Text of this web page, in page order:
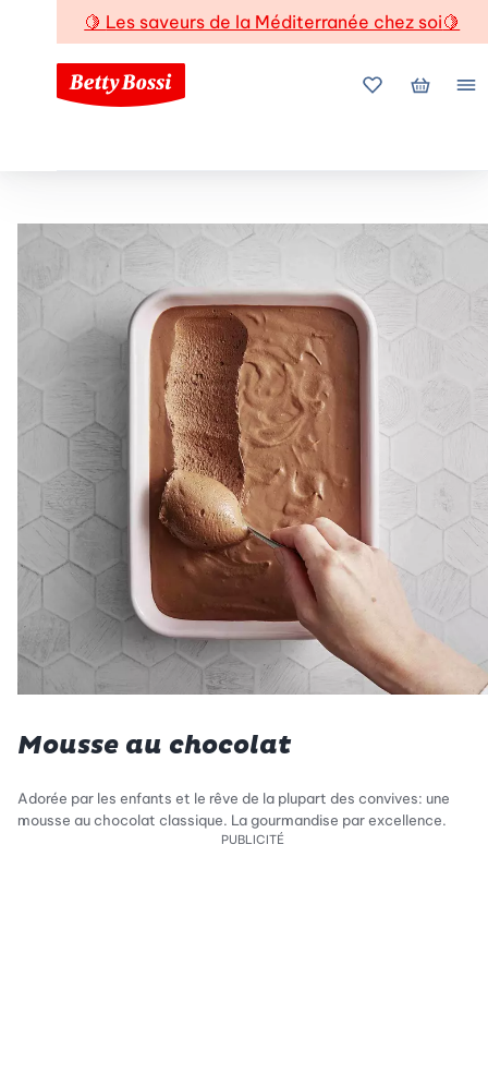
🍋 Les saveurs de la Méditerranée chez soi🍋
Mes favoris
Mon
Mousse au chocolat
Adorée par les enfants et le rêve de la plupart des convives: une
mousse au chocolat classique. La gourmandise par excellence.
PUBLICITÉ